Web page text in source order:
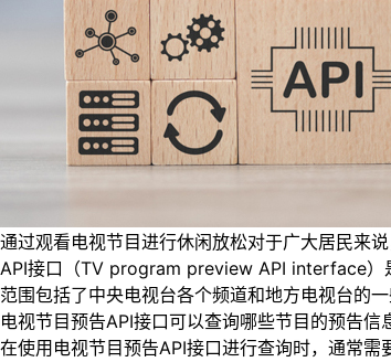
通过观看电视节目进行休闲放松对于广大居民来
API接口（TV program preview API interface）
范围包括了中央电视台各个频道和地方电视台的一
电视节目预告API接口可以查询哪些节目的预告信
在使用电视节目预告API接口进行查询时，通常